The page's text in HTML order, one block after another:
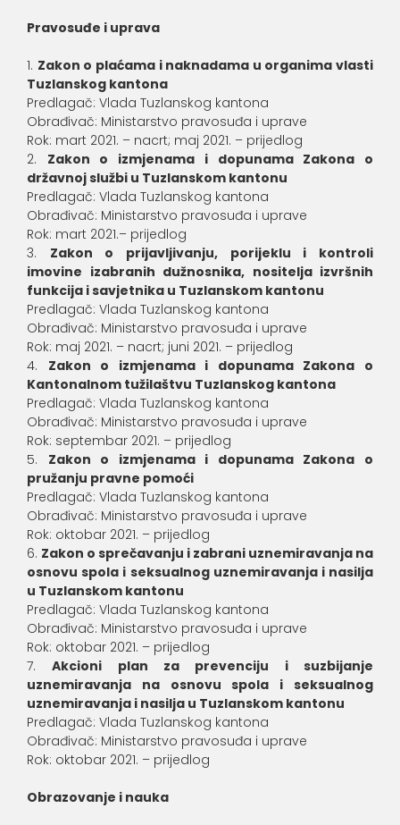
Pravosuđe i uprava
Zakon o plaćama i naknadama u organima vlasti
Tuzlanskog kantona
Predlagač: Vlada Tuzlanskog kantona
Obrađivač: Ministarstvo pravosuđa i uprave
Rok: mart 2021. – nacrt; maj 2021. – prijedlog
Zakon o izmjenama i dopunama Zakona o
državnoj službi u Tuzlanskom kantonu
Predlagač: Vlada Tuzlanskog kantona
Obrađivač: Ministarstvo pravosuđa i uprave
Rok: mart 2021.– prijedlog
Zakon o prijavljivanju, porijeklu i kontroli
imovine izabranih dužnosnika, nositelja izvršnih
funkcija i savjetnika u Tuzlanskom kantonu
Predlagač: Vlada Tuzlanskog kantona
Obrađivač: Ministarstvo pravosuđa i uprave
Rok: maj 2021. – nacrt; juni 2021. – prijedlog
Zakon o izmjenama i dopunama Zakona o
Kantonalnom tužilaštvu Tuzlanskog kantona
Predlagač: Vlada Tuzlanskog kantona
Obrađivač: Ministarstvo pravosuđa i uprave
Rok: septembar 2021. – prijedlog
Zakon o izmjenama i dopunama Zakona o
pružanju pravne pomoći
Predlagač: Vlada Tuzlanskog kantona
Obrađivač: Ministarstvo pravosuđa i uprave
Rok: oktobar 2021. – prijedlog
Zakon o sprečavanju i zabrani uznemiravanja na
osnovu spola i seksualnog uznemiravanja i nasilja
u Tuzlanskom kantonu
Predlagač: Vlada Tuzlanskog kantona
Obrađivač: Ministarstvo pravosuđa i uprave
Rok: oktobar 2021. – prijedlog
Akcioni plan za prevenciju i suzbijanje
uznemiravanja na osnovu spola i seksualnog
uznemiravanja i nasilja u Tuzlanskom kantonu
Predlagač: Vlada Tuzlanskog kantona
Obrađivač: Ministarstvo pravosuđa i uprave
Rok: oktobar 2021. – prijedlog
Obrazovanje i nauka